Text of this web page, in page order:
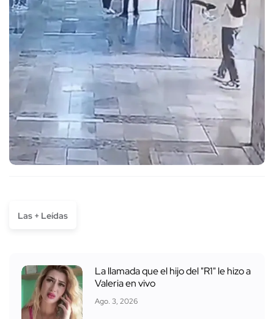
Las + Leídas
La llamada que el hijo del "R1" le hizo a
Valeria en vivo
Ago. 3, 2026